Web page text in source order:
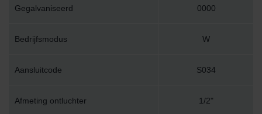
Gegalvaniseerd 0000
Bedrijfsmodus W
Aansluitcode S034
Afmeting ontluchter 1/2"